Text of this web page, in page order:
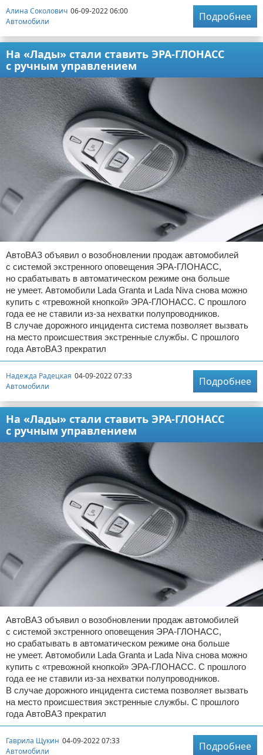
Алина Соколович 06-09-2022 06:00
Автомобили
Подробнее
На «Лады» стали ставить ЭРА-ГЛОНАСС
с ручным управлением
АвтоВАЗ объявил о возобновлении продаж автомобилей
с системой экстренного оповещения ЭРА-ГЛОНАСС,
но срабатывать в автоматическом режиме она больше
не умеет. Автомобили Lada Granta и Lada Niva снова можно
купить с «тревожной кнопкой» ЭРА-ГЛОНАСС. С прошлого
года ее не ставили из-за нехватки полупроводников.
В случае дорожного инцидента система позволяет вызвать
на место происшествия экстренные службы. С прошлого
года АвтоВАЗ прекратил
Надежда Радецкая 04-09-2022 07:33
Автомобили
Подробнее
На «Лады» стали ставить ЭРА-ГЛОНАСС
с ручным управлением
АвтоВАЗ объявил о возобновлении продаж автомобилей
с системой экстренного оповещения ЭРА-ГЛОНАСС,
но срабатывать в автоматическом режиме она больше
не умеет. Автомобили Lada Granta и Lada Niva снова можно
купить с «тревожной кнопкой» ЭРА-ГЛОНАСС. С прошлого
года ее не ставили из-за нехватки полупроводников.
В случае дорожного инцидента система позволяет вызвать
на место происшествия экстренные службы. С прошлого
года АвтоВАЗ прекратил
Гаврила Щукин 04-09-2022 07:33
Автомобили
Подробнее